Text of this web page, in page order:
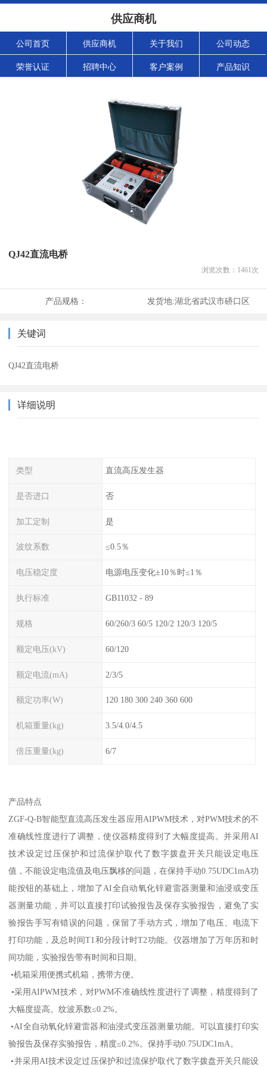
供应商机
公司首页 供应商机 关于我们 公司动态
荣誉认证 招聘中心 客户案例 产品知识
QJ42直流电桥
浏览次数： 1461次
产品规格： 发货地:湖北省武汉市硚口区
关键词
QJ42直流电桥
详细说明
类型 直流高压发生器
是否进口 否
加工定制 是
波纹系数 ≤0.5％
电压稳定度 电源电压变化±10％时≤1％
执行标准 GB11032 - 89
规格 60/260/3 60/5 120/2 120/3 120/5
额定电压(kV) 60/120
额定电流(mA) 2/3/5
额定功率(W) 120 180 300 240 360 600
机箱重量(kg) 3.5/4.0/4.5
倍压重量(kg) 6/7
产品特点
ZGF-Q-B智能型直流高压发生器应用AIPWM技术，对PWM技术的不
准确线性度进行了调整，使仪器精度得到了大幅度提高。并采用AI
技术设定过压保护和过流保护取代了数字拨盘开关只能设定电压
值，不能设定电流值及电压飘移的问题，在保持手动0.75UDC1mA功
能按钮的基础上，增加了AI全自动氧化锌避雷器测量和油浸或变压
器测量功能，并可以直接打印试验报告及保存实验报告，避免了实
验报告手写有错误的问题，保留了手动方式，增加了电压、电流下
打印功能，及总时间T1和分段计时T2功能。仪器增加了万年历和时
间功能，实验报告带有时间和日期。
•机箱采用便携式机箱，携带方便。
•采用AIPWM技术，对PWM不准确线性度进行了调整，精度得到了
大幅度提高。纹波系数≤0.2%。
•AI全自动氧化锌避雷器和油浸式变压器测量功能。可以直接打印实
验报告及保存实验报告，精度≤0.2%。保持手动0.75UDC1mA。
•并采用AI技术设定过压保护和过流保护取代了数字拨盘开关只能设